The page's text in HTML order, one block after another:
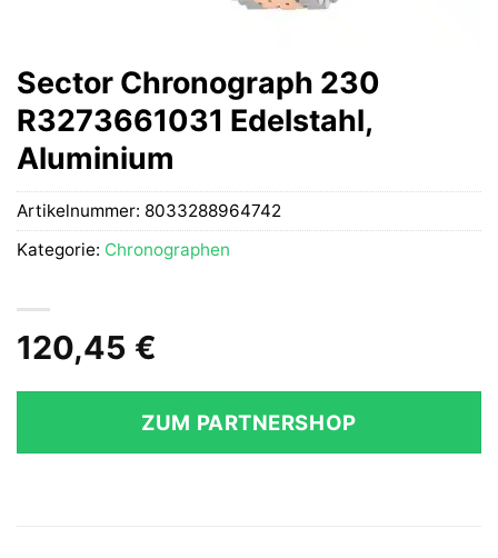
Sector Chronograph 230
R3273661031 Edelstahl,
Aluminium
120,45 €
ZUM PARTNERSHOP
Artikelnummer: 8033288964742
Kategorie: Chronographen